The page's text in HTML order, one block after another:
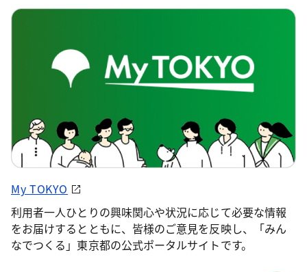
My TOKYO
利用者一人ひとりの興味関心や状況に応じて必要な情報
をお届けするとともに、皆様のご意見を反映し、「みん
なでつくる」東京都の公式ポータルサイトです。